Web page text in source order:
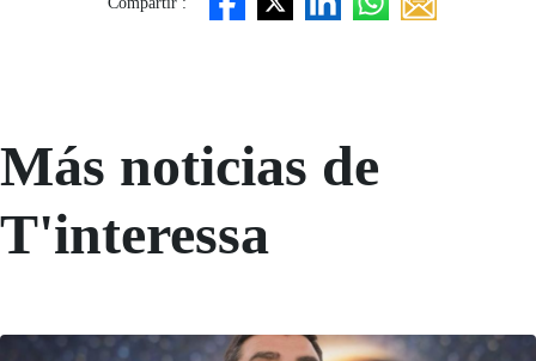
Más noticias de
T'interessa